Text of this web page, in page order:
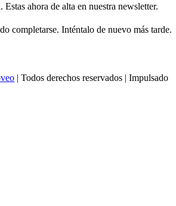
ahora de alta en nuestra newsletter.
completarse. Inténtalo de nuevo más tarde.
| Todos derechos reservados | Impulsado